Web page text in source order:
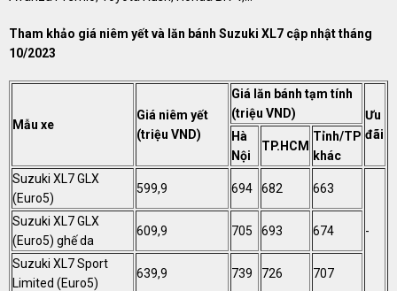
Tham khảo giá niêm yết và lăn bánh Suzuki XL7 cập nhật tháng
10/2023
Mẫu xe
Giá niêm yết
(triệu VND)
Giá lăn bánh tạm tính
(triệu VND)
Ưu
đãi
Hà
Nội
TP.HCM
Tỉnh/TP
khác
Suzuki XL7 GLX
(Euro5)
599,9 694 682 663
-
Suzuki XL7 GLX
(Euro5) ghế da
609,9 705 693 674
Suzuki XL7 Sport
Limited (Euro5)
639,9 739 726 707